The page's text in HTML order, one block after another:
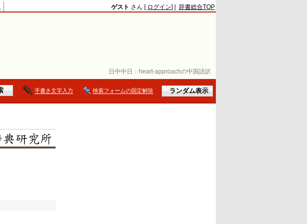
日中中日： heart-approachの中国語訳
ゲスト さん [ ログイン] | 辞書総合TOP
手書き文字入力 検索フォームの固定解除